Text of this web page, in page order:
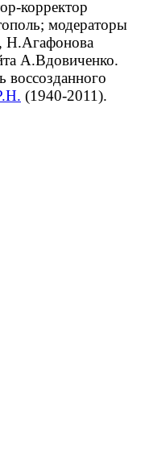
корректор
модераторы
Н.Агафонова
А.Вдовиченко.
воссозданного
(1940-2011).